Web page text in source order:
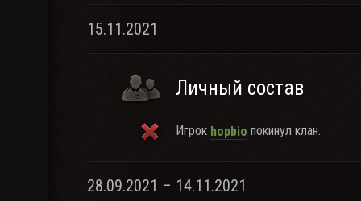
15.11.2021
Личный состав
Игрок hopbio покинул клан.
28.09.2021 – 14.11.2021